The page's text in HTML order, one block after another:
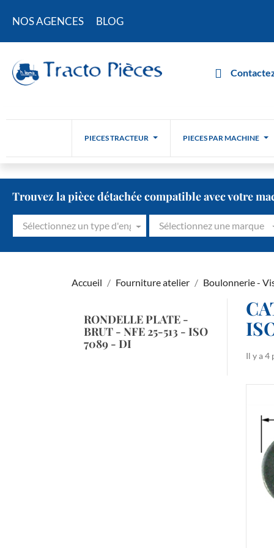
NOS AGENCES BLOG
PIECES TRACTEUR PIECES PAR MACHINE
Trouvez la pièce détachée compatible avec votre
Sélectionnez un type d'engin Sélectionnez une marque
Accueil Fourniture atelier Boulonnerie -
RONDELLE PLATE -
BRUT - NFE 25-513 - ISO
7089 - DI
Il y a 4